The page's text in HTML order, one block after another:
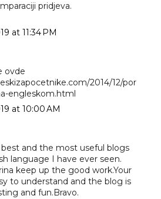
pridjeva.
at 11:34 PM
ovde
2014/12/por
engleskom.html
at 10:00 AM
and the most useful blogs
language I have ever seen.
keep up the good work.Your
to understand and the blog is
and fun.Bravo.